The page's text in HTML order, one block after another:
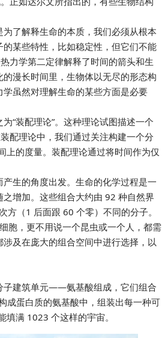
了解释生命的本质，我们必须从根本
某些特性，比如稳定性，但它们不能
力学第二定律解释了时间的箭头和生
漫长时间里，生物体以无尽的形态构
虽然对理解生命的某些方面是必要
“装配理论”。这种理论试图描述一个
理论中，我们通过关注构建一个分
上的度量。装配理论通过将时间作为仅
生的角度出发。生命的化学过程是一
增加。这些组合大约由 92 种自然界
（1 后面跟 60 个零）不同的分子。
胞，更不用说一个昆虫或一个人，都需
及在庞大的组合空间中进行选择，以
子建筑单元——氨基酸组成，它们组合
成蛋白质的氨基酸中，组装出每一种可
满 1023 个这样的宇宙。